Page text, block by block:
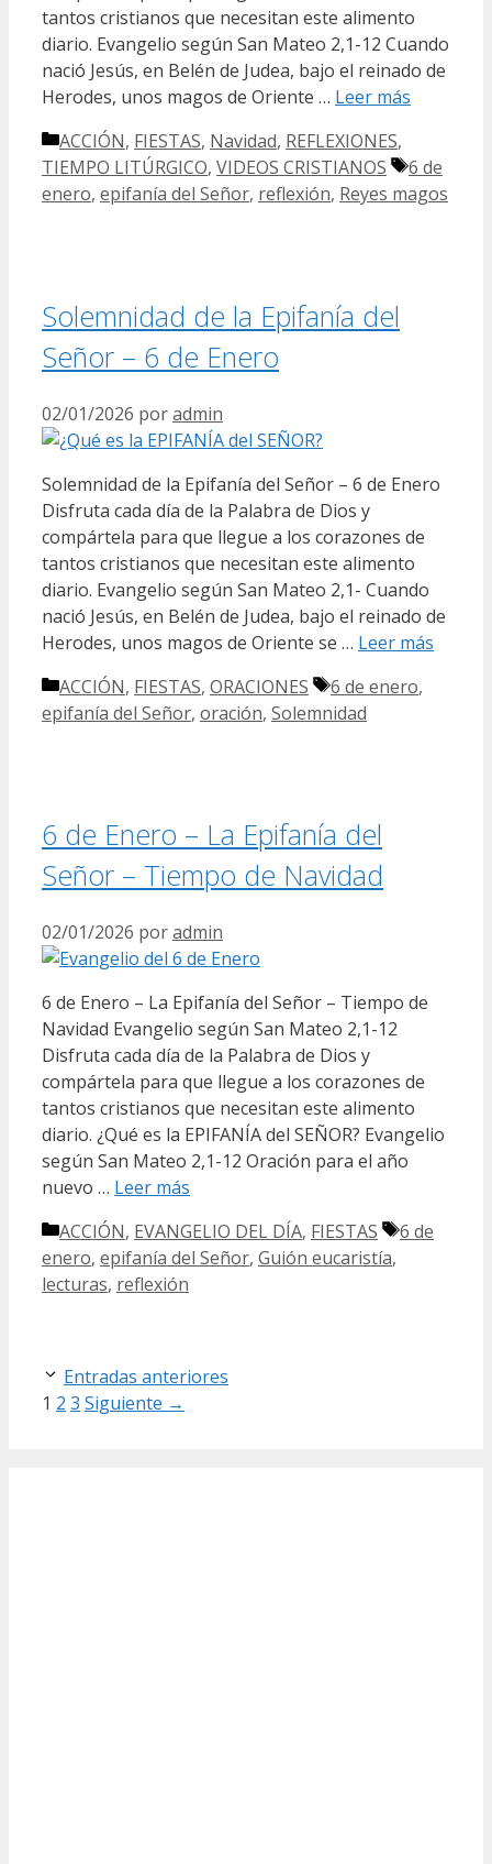
tantos cristianos que necesitan este alimento
diario. Evangelio según San Mateo 2,1-12 Cuando
nació Jesús, en Belén de Judea, bajo el reinado de
Herodes, unos magos de Oriente … Leer más
Categorías
ACCIÓN, FIESTAS, Navidad, REFLEXIONES,
TIEMPO LITÚRGICO, VIDEOS CRISTIANOS Etiquetas
6 de
enero, epifanía del Señor, reflexión, Reyes magos
Solemnidad de la Epifanía del
Señor – 6 de Enero
02/01/2026 poradmin
Solemnidad de la Epifanía del Señor – 6 de Enero
Disfruta cada día de la Palabra de Dios y
compártela para que llegue a los corazones de
tantos cristianos que necesitan este alimento
diario. Evangelio según San Mateo 2,1- Cuando
nació Jesús, en Belén de Judea, bajo el reinado de
Herodes, unos magos de Oriente se … Leer más
Categorías
ACCIÓN, FIESTAS, ORACIONES Etiquetas
6 de enero,
epifanía del Señor, oración, Solemnidad
6 de Enero – La Epifanía del
Señor – Tiempo de Navidad
02/01/2026 poradmin
6 de Enero – La Epifanía del Señor – Tiempo de
Navidad Evangelio según San Mateo 2,1-12
Disfruta cada día de la Palabra de Dios y
compártela para que llegue a los corazones de
tantos cristianos que necesitan este alimento
diario. ¿Qué es la EPIFANÍA del SEÑOR? Evangelio
según San Mateo 2,1-12 Oración para el año
nuevo … Leer más
Categorías
ACCIÓN, EVANGELIO DEL DÍA, FIESTAS Etiquetas
6 de
enero, epifanía del Señor, Guión eucaristía,
lecturas, reflexión
Entradas anteriores
Página
1 Página
2 Página
3 Siguiente →